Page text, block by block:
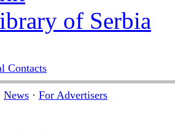
of Serbia
Contacts
News · For Advertisers